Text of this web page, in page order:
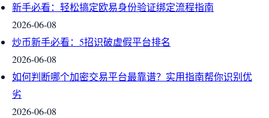
新手必看：轻松搞定欧易身份验证绑定流程指南
2026-06-08
炒币新手必看：5招识破虚假平台排名
2026-06-08
如何判断哪个加密交易平台最靠谱？实用指南帮你识别优
劣
2026-06-08